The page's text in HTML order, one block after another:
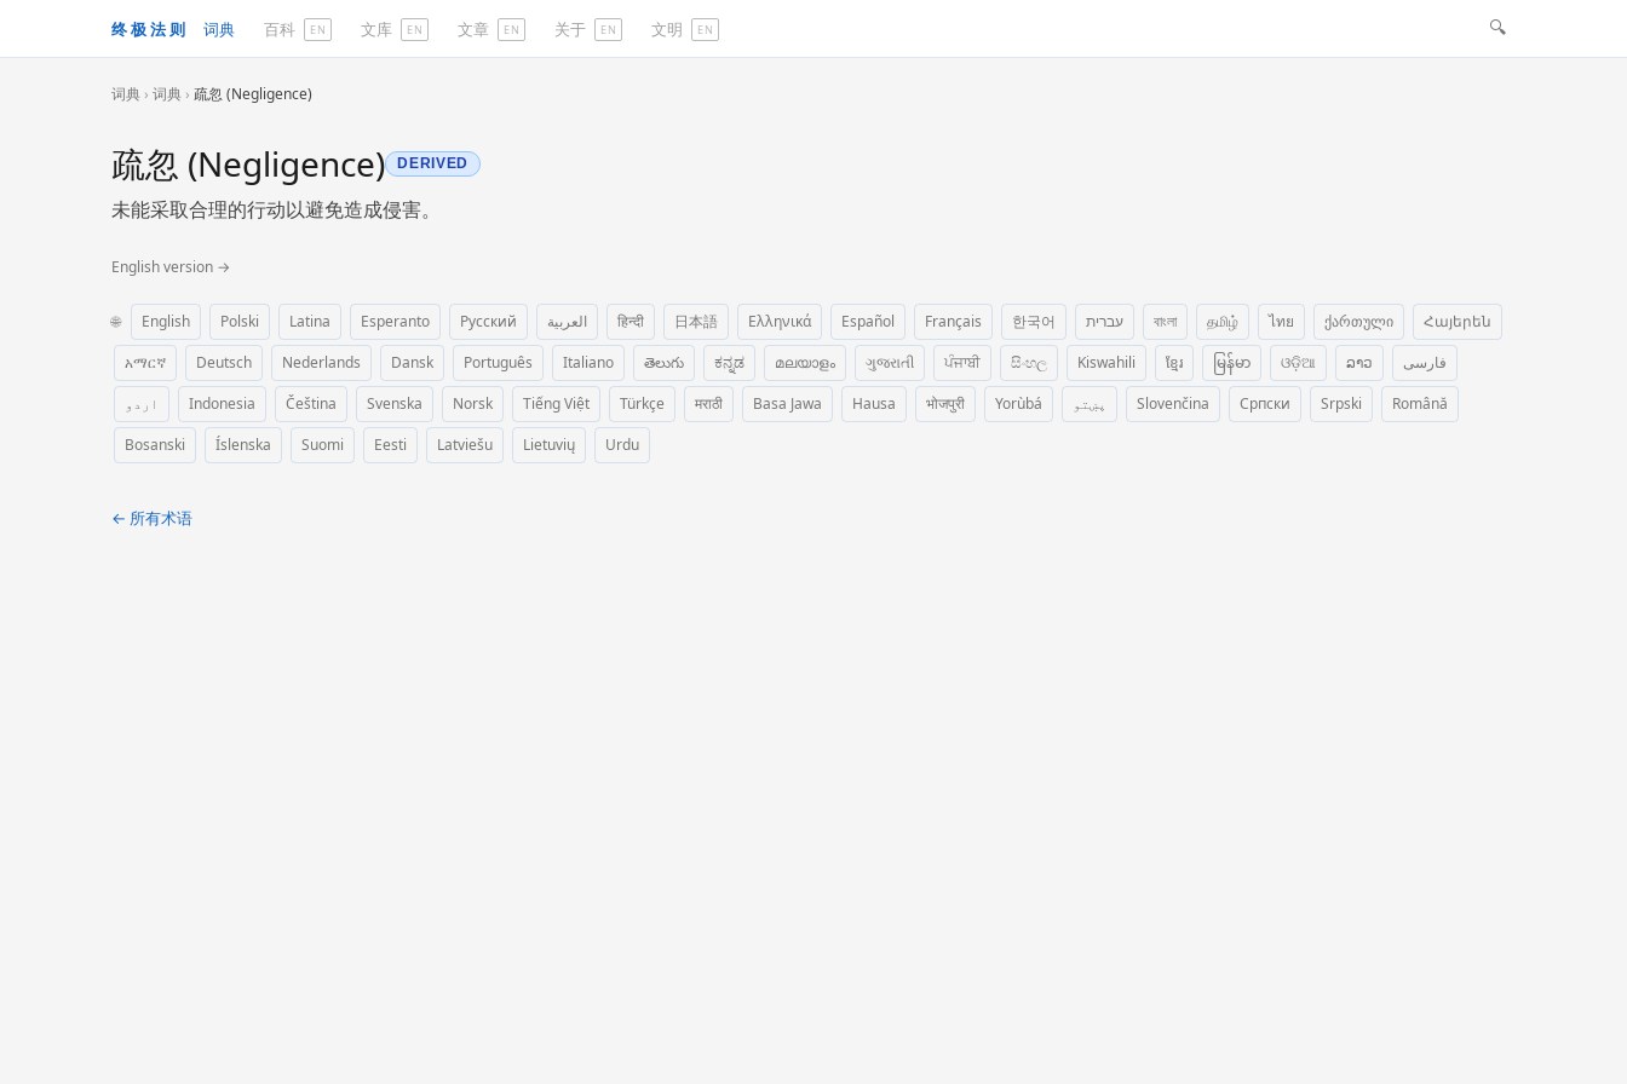
终极法则 词典 百科 EN 文库 EN 文章 EN 关于 EN 文明 EN 🔍
词典 › 词典 › 疏忽 (Negligence)
疏忽 (Negligence) DERIVED
未能采取合理的行动以避免造成侵害。
English version →
🌐 English Polski Latina Esperanto Русский العربية हिन्दी 日本語 Ελληνικά Español Français 한국어 עברית বাংলা தமிழ் ไทย ქართული
Հայերեն
አማርኛ
Deutsch Nederlands Dansk Português Italiano తెలుగు ಕನ್ನಡ മലയാളം ગુજરાતી ਪੰਜਾਬੀ සිංහල Kiswahili ខ្មែរ မြန်မာ ଓଡ଼ିଆ ລາວ
فارسی
اردو
Indonesia Čeština Svenska Norsk Tiếng Việt Türkçe मराठी Basa Jawa Hausa भोजपुरी Yorùbá پښتو Slovenčina Српски Srpski
Română
Bosanski
Íslenska Suomi Eesti Latviešu Lietuvių Urdu
← 所有术语